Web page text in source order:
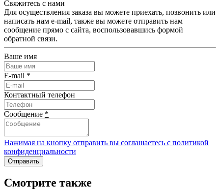
Свяжитесь с нами
Для осуществления заказа вы можете приехать, позвонить или
написать нам e-mail, также вы можете отправить нам
сообщение прямо с сайта, воспользовавшись формой
обратной связи.
Ваше имя
E-mail *
Контактный телефон
Сообщение *
Нажимая на кнопку отправить вы соглашаетесь с политикой
конфиденциальности
Отправить
Смотрите также